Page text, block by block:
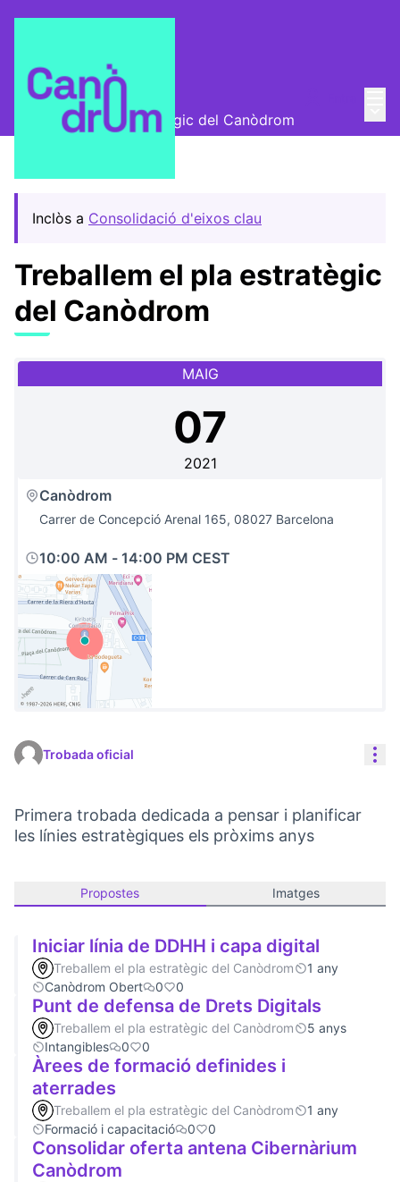
Trobades /
Treballem el pla estratègic del Canòdrom
Inclòs a Consolidació d'eixos clau
Treballem el pla estratègic
del Canòdrom
MAIG
07
2021
Canòdrom
Carrer de Concepció Arenal 165, 08027 Barcelona
10:00 AM - 14:00 PM CEST
Trobada oficial
Primera trobada dedicada a pensar i planificar
les línies estratègiques els pròxims anys
Propostes Imatges
Iniciar línia de DDHH i capa digital
Treballem el pla estratègic del Canòdrom
1 any
Canòdrom Obert
0 0
Punt de defensa de Drets Digitals
Treballem el pla estratègic del Canòdrom
5 anys
Intangibles
0 0
Àrees de formació definides i
aterrades
Treballem el pla estratègic del Canòdrom
1 any
Formació i capacitació
0 0
Consolidar oferta antena Cibernàrium
Canòdrom